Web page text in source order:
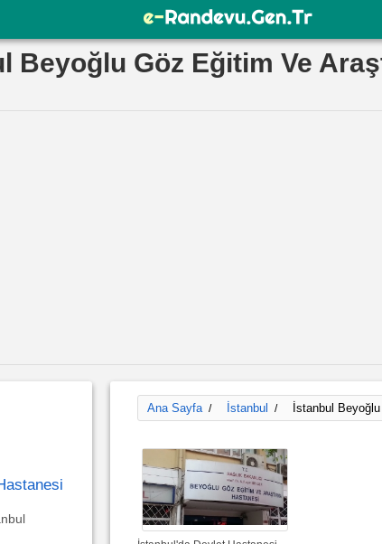
Beyoğlu Göz Eğitim Ve
Ana Sayfa / İstanbul / İstanbul